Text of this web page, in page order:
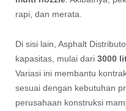
rapi, dan merata.
Di sisi lain, Asphalt
kapasitas, mulai dari 3000
Variasi ini membantu
sesuai dengan kebutuhan
perusahaan konstruksi